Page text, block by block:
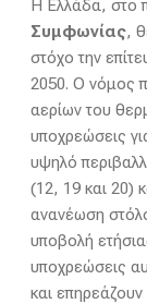
Η Ελλάδα, στο
Συμφωνίας,
στόχο την
2050. Ο νόμος
αερίων του
υποχρεώσεις
υψηλό
(12, 19 και 20)
ανανέωση
υποβολή
υποχρεώσεις
και επηρεάζουν